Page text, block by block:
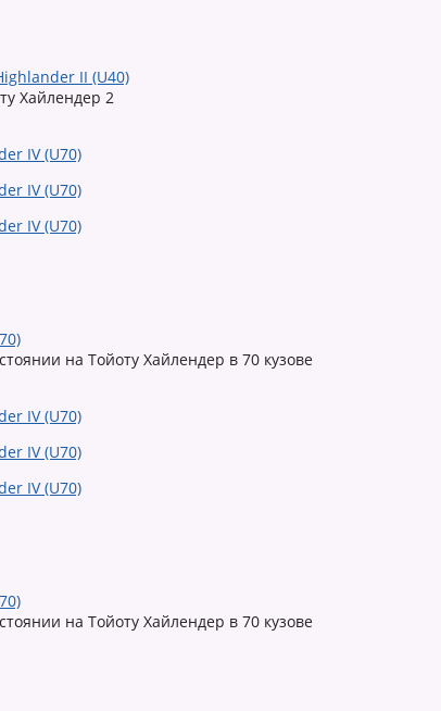
II (U40)
Хайлендер 2
на Тойоту Хайлендер в 70 кузове
на Тойоту Хайлендер в 70 кузове